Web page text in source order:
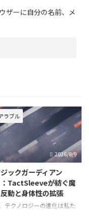
ザーに自分の名前、メ
ラブル
2026/8/9
ジックガーディアン
：TactSleeveが紡ぐ魔
動と身体性の拡張
テクノロジーの進化は私た